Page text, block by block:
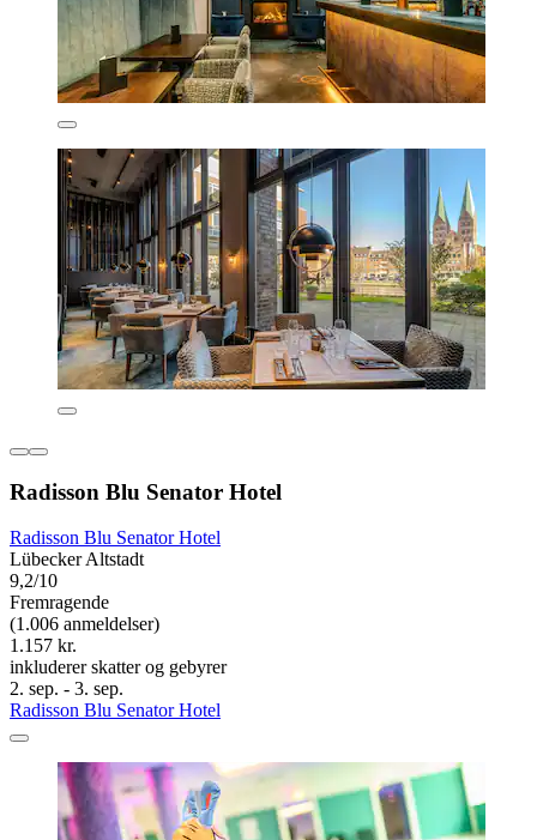
Radisson Blu Senator Hotel
Radisson Blu Senator Hotel
Lübecker Altstadt
9,2/10
Fremragende
(1.006 anmeldelser)
1.157 kr.
inkluderer skatter og gebyrer
2. sep. - 3. sep.
Radisson Blu Senator Hotel